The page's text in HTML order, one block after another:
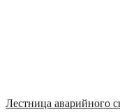
Лестница аварийного